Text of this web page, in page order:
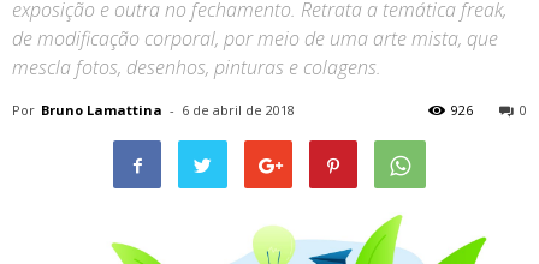
exposição e outra no fechamento. Retrata a temática freak,
de modificação corporal, por meio de uma arte mista, que
mescla fotos, desenhos, pinturas e colagens.
Por Bruno Lamattina - 6 de abril de 2018 0
926